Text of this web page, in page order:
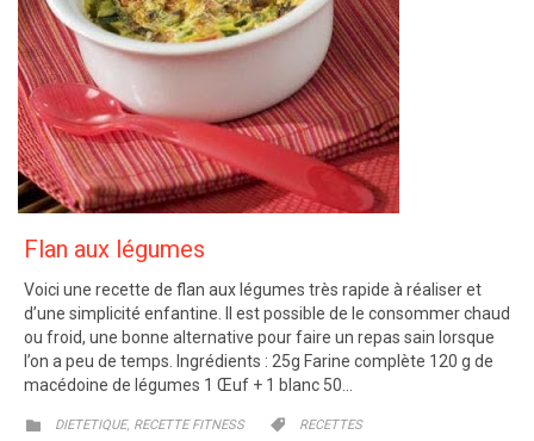
Flan aux légumes
Voici une recette de flan aux légumes très rapide à réaliser et
d’une simplicité enfantine. Il est possible de le consommer chaud
ou froid, une bonne alternative pour faire un repas sain lorsque
l’on a peu de temps. Ingrédients : 25g Farine complète 120 g de
macédoine de légumes 1 Œuf + 1 blanc 50…
 CATEGORY
DIETETIQUE, RECETTE FITNESS  CATEGORY
RECETTES